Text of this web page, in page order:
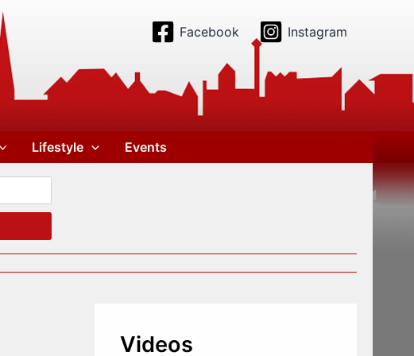
Facebook Instagram
Lifestyle Events
Videos